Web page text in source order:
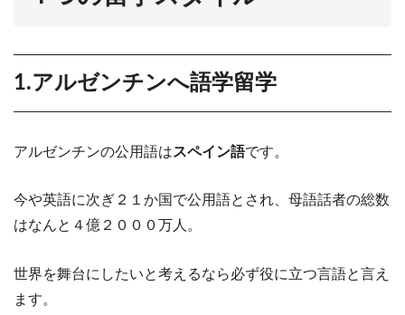
1.アルゼンチンへ語学留学
アルゼンチンの公用語はスペイン語です。
今や英語に次ぎ２１か国で公用語とされ、母語話者の総数
はなんと４億２０００万人。
世界を舞台にしたいと考えるなら必ず役に立つ言語と言え
ます。